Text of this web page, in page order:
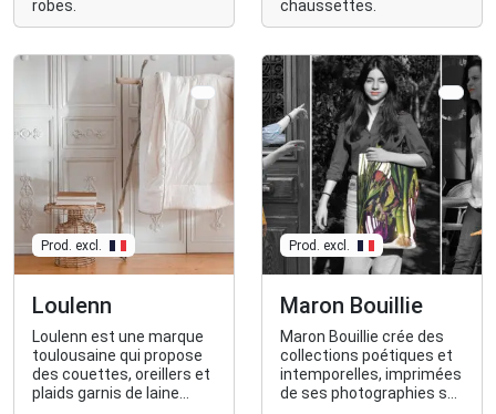
robes.
chaussettes.
Prod. excl.
Loulenn
Loulenn est une marque
toulousaine qui propose
des couettes, oreillers et
plaids garnis de laine
Prod. excl.
Maron Bouillie
Maron Bouillie crée des
collections poétiques et
intemporelles, imprimées
de ses photographies sur